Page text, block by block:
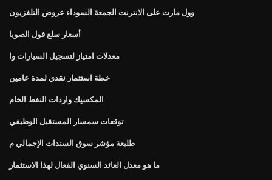
وول مارت على الانترنت الجمعة السوداء عروض التلفزيون
أسعار سلع فول الصويا
معدلات امتياز لتسجيل السيارات وا
خطة استثمار نقدي لمدة عامين
المكسيك واردات النفط الخام
توقعات سمسار المستقبل الوظيفي
طليعة مؤشر سوق السندات الإجمالي م
ما هو معدل العائد السنوي الفعال لهذا الاستثمار